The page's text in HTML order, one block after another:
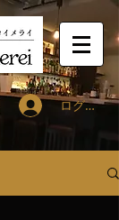
ログイン